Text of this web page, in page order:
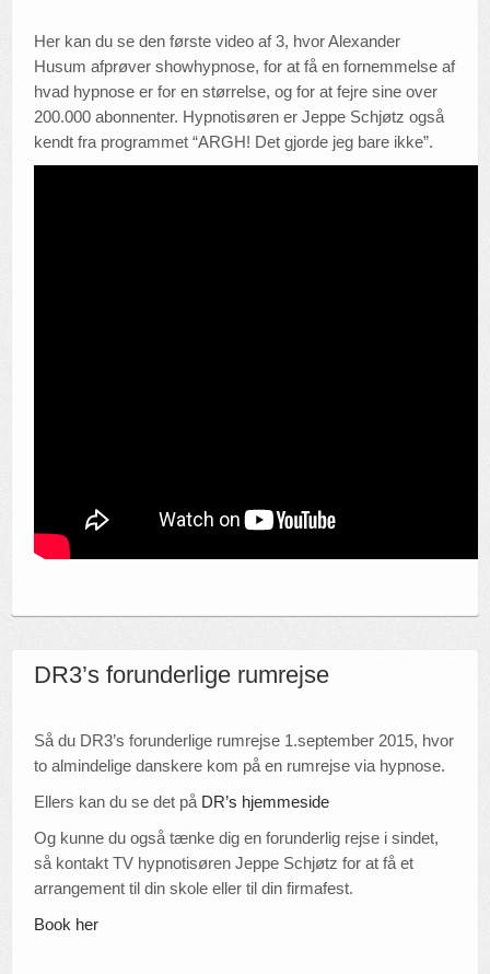
Her kan du se den første video af 3, hvor Alexander
Husum afprøver showhypnose, for at få en fornemmelse af
hvad hypnose er for en størrelse, og for at fejre sine over
200.000 abonnenter. Hypnotisøren er Jeppe Schjøtz også
kendt fra programmet “ARGH! Det gjorde jeg bare ikke”.
DR3’s forunderlige rumrejse
Så du DR3’s forunderlige rumrejse 1.september 2015, hvor
to almindelige danskere kom på en rumrejse via hypnose.
Ellers kan du se det på DR’s hjemmeside
Og kunne du også tænke dig en forunderlig rejse i sindet,
så kontakt TV hypnotisøren Jeppe Schjøtz for at få et
arrangement til din skole eller til din firmafest.
Book her